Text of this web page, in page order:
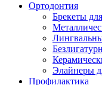
Ортодонтия
Брекеты
Элайнеры
Профилактика